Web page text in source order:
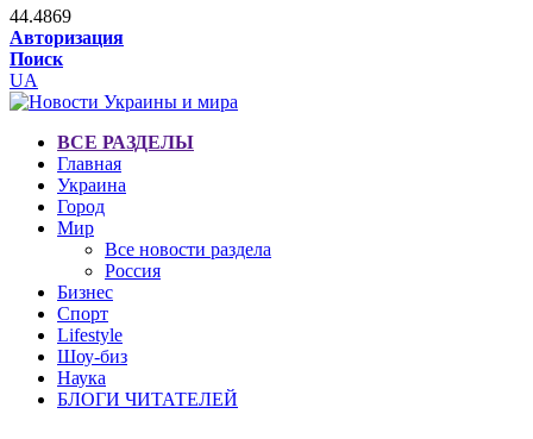
44.4869
Авторизация
Поиск
UA
ВСЕ РАЗДЕЛЫ
Главная
Украина
Город
Мир
Все новости раздела
Россия
Бизнес
Спорт
Lifestyle
Шоу-биз
Наука
БЛОГИ ЧИТАТЕЛЕЙ